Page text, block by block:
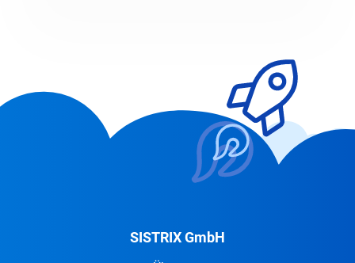
SISTRIX GmbH